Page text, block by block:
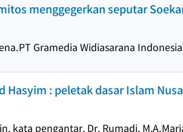
menggegerkan seputar
PT Gramedia Widiasarana Indonesia
Hasyim : peletak dasar Islam
kata pengantar, Dr. Rumadi, M.A.